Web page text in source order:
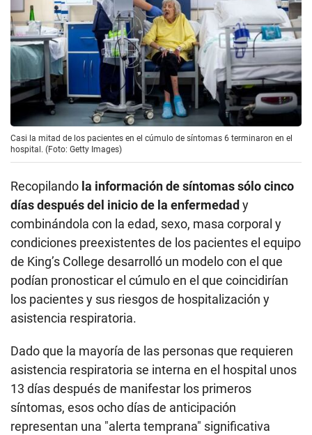
Casi la mitad de los pacientes en el cúmulo de síntomas 6 terminaron en el
hospital. (Foto: Getty Images)
Recopilando la información de síntomas sólo cinco
días después del inicio de la enfermedad y
combinándola con la edad, sexo, masa corporal y
condiciones preexistentes de los pacientes el equipo
de King’s College desarrolló un modelo con el que
podían pronosticar el cúmulo en el que coincidirían
los pacientes y sus riesgos de hospitalización y
asistencia respiratoria.
Dado que la mayoría de las personas que requieren
asistencia respiratoria se interna en el hospital unos
13 días después de manifestar los primeros
síntomas, esos ocho días de anticipación
representan una "alerta temprana" significativa